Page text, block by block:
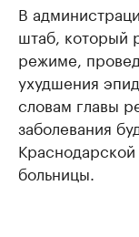
В
штаб, который
режиме,
ухудшения
словам главы
заболевания
больницы.